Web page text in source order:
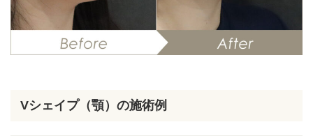
Vシェイプ（顎）の施術例